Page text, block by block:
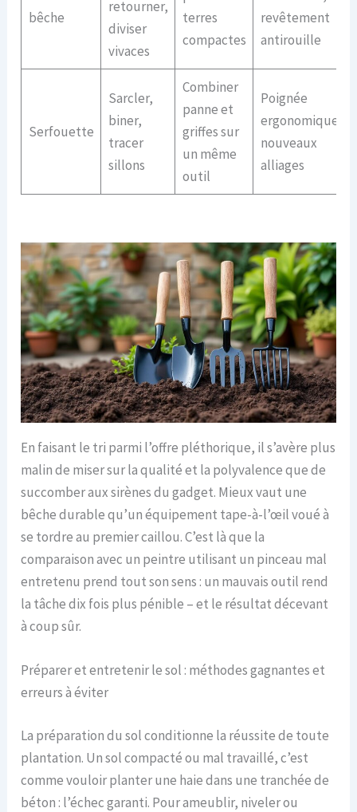
bêche
retourner,
diviser
vivaces
terres
compactes
revêtement
antirouille
Serfouette
Sarcler,
biner,
tracer
sillons
Combiner
panne et
griffes sur
un même
outil
Poignée
ergonomique,
nouveaux
alliages
En faisant le tri parmi l’offre pléthorique, il s’avère plus
malin de miser sur la qualité et la polyvalence que de
succomber aux sirènes du gadget. Mieux vaut une
bêche durable qu’un équipement tape-à-l’œil voué à
se tordre au premier caillou. C’est là que la
comparaison avec un peintre utilisant un pinceau mal
entretenu prend tout son sens : un mauvais outil rend
la tâche dix fois plus pénible – et le résultat décevant
à coup sûr.
Préparer et entretenir le sol : méthodes gagnantes et
erreurs à éviter
La préparation du sol conditionne la réussite de toute
plantation. Un sol compacté ou mal travaillé, c’est
comme vouloir planter une haie dans une tranchée de
béton : l’échec garanti. Pour ameublir, niveler ou